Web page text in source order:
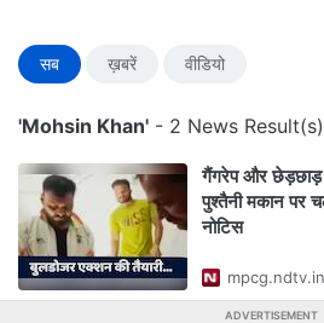
सब ख़बरें वीडियो
'Mohsin Khan' - 2 News Result(s)
गैंगरेप और छेड़छाड़
पुश्तैनी मकान पर
नोटिस
mpcg.ndtv.in
ADVERTISEMENT